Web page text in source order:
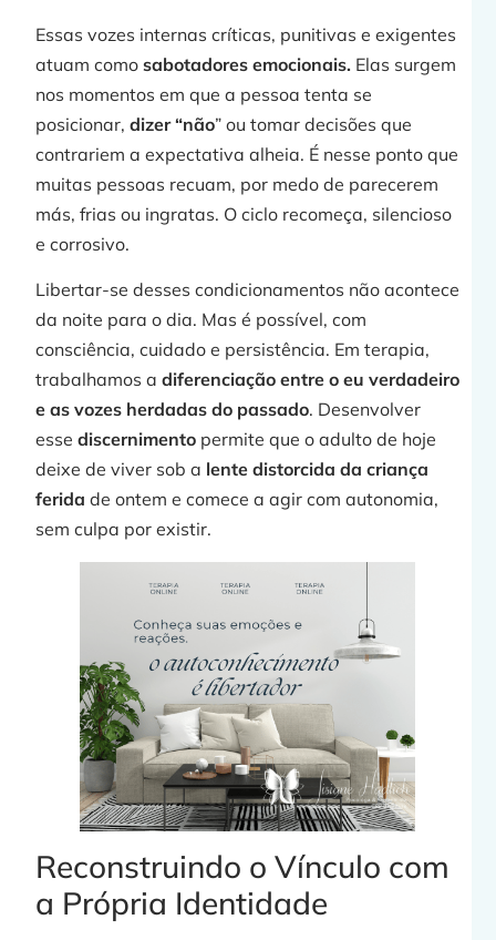
Essas vozes internas críticas, punitivas e exigentes
atuam comosabotadores emocionais. Elas surgem
nos momentos em que a pessoa tenta se
posicionar, dizer “não” ou tomar decisões que
contrariem a expectativa alheia. É nesse ponto que
muitas pessoas recuam, por medo de parecerem
más, frias ou ingratas. O ciclo recomeça, silencioso
e corrosivo.
Libertar-se desses condicionamentos não acontece
da noite para o dia. Mas é possível, com
consciência, cuidado e persistência. Em terapia,
trabalhamos adiferenciação entre o eu verdadeiro
e as vozes herdadas do passado. Desenvolver
essediscernimento permite que o adulto de hoje
deixe de viver sob a lente distorcida da criança
ferida de ontem e comece a agir com autonomia,
sem culpa por existir.
Reconstruindo o Vínculo com
a Própria Identidade